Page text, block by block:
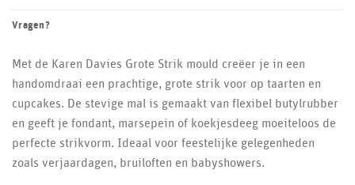
Vragen?
Met de Karen Davies Grote Strik mould creëer je in een
handomdraai een prachtige, grote strik voor op taarten en
cupcakes. De stevige mal is gemaakt van flexibel butylrubber
en geeft je fondant, marsepein of koekjesdeeg moeiteloos de
perfecte strikvorm. Ideaal voor feestelijke gelegenheden
zoals verjaardagen, bruiloften en babyshowers.